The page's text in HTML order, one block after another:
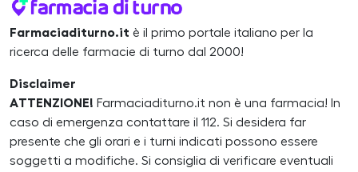
Farmaciaditurno.it è il primo portale italiano per la
ricerca delle farmacie di turno dal 2000!
Disclaimer
ATTENZIONE! Farmaciaditurno.it non è una farmacia! In
caso di emergenza contattare il 112. Si desidera far
presente che gli orari e i turni indicati possono essere
soggetti a modifiche. Si consiglia di verificare eventuali